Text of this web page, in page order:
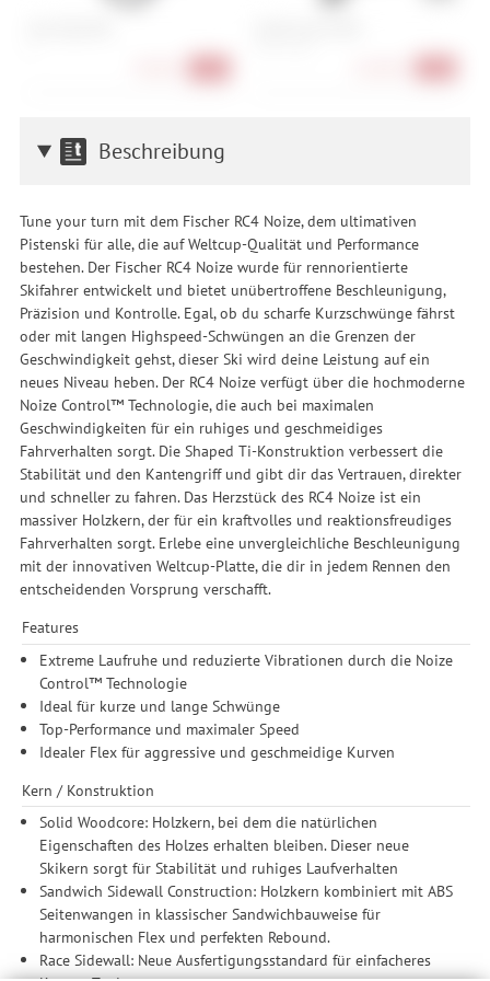
Beschreibung
Tune your turn mit dem Fischer RC4 Noize, dem ultimativen
Pistenski für alle, die auf Weltcup-Qualität und Performance
bestehen. Der Fischer RC4 Noize wurde für rennorientierte
Skifahrer entwickelt und bietet unübertroffene Beschleunigung,
Präzision und Kontrolle. Egal, ob du scharfe Kurzschwünge fährst
oder mit langen Highspeed-Schwüngen an die Grenzen der
Geschwindigkeit gehst, dieser Ski wird deine Leistung auf ein
neues Niveau heben. Der RC4 Noize verfügt über die hochmoderne
Noize Control™ Technologie, die auch bei maximalen
Geschwindigkeiten für ein ruhiges und geschmeidiges
Fahrverhalten sorgt. Die Shaped Ti-Konstruktion verbessert die
Stabilität und den Kantengriff und gibt dir das Vertrauen, direkter
und schneller zu fahren. Das Herzstück des RC4 Noize ist ein
massiver Holzkern, der für ein kraftvolles und reaktionsfreudiges
Fahrverhalten sorgt. Erlebe eine unvergleichliche Beschleunigung
mit der innovativen Weltcup-Platte, die dir in jedem Rennen den
entscheidenden Vorsprung verschafft.
Features
Extreme Laufruhe und reduzierte Vibrationen durch die Noize
Control™ Technologie
Ideal für kurze und lange Schwünge
Top-Performance und maximaler Speed
Idealer Flex für aggressive und geschmeidige Kurven
Kern / Konstruktion
Solid Woodcore: Holzkern, bei dem die natürlichen
Eigenschaften des Holzes erhalten bleiben. Dieser neue
Skikern sorgt für Stabilität und ruhiges Laufverhalten
Sandwich Sidewall Construction: Holzkern kombiniert mit ABS
Seitenwangen in klassischer Sandwichbauweise für
harmonischen Flex und perfekten Rebound.
Race Sidewall: Neue Ausfertigungsstandard für einfacheres